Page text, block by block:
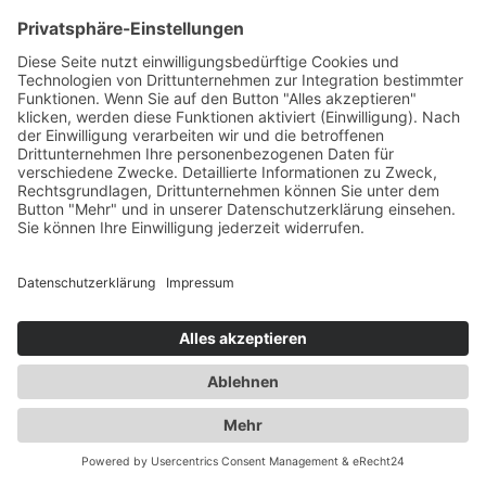
Impressum Datenschutzerklärung
© 2019 · Ulrike Wetzel